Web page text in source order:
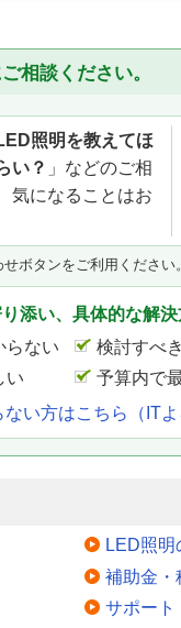
相談ください。
照明を教えてほ
い？ 」などのご相
気になることはお
ボタンをご利用ください
添い、具体的な解
らない
検討すべ
い
予算内で
い方はこちら（IT
LED照
補助金・
サポート